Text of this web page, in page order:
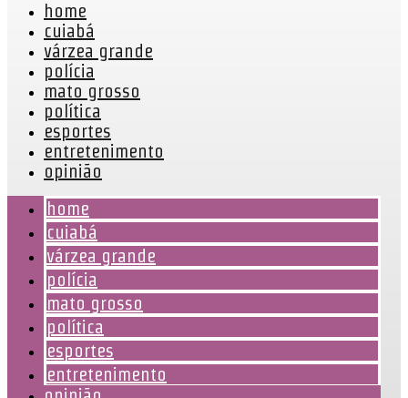
home
cuiabá
várzea grande
polícia
mato grosso
política
esportes
entretenimento
opinião
home
cuiabá
várzea grande
polícia
mato grosso
política
esportes
entretenimento